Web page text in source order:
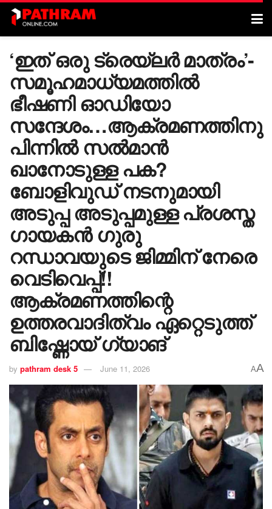
‘ഇത് ഒരു ട്രെയ്ലർ മാത്രം’-
സമൂഹമാധ്യമത്തിൽ
ഭീഷണി ഓഡിയോ
സന്ദേശം…ആക്രമണത്തിനു
പിന്നിൽ‍ സൽമാൻ
ഖാനോടുള്ള പക?
ബോളിവുഡ് നടനുമായി
അടുപ്പ അടുപ്പമുള്ള പ്രശസ്ത ​
ഗായകൻ ഗുരു
റന്ധാവയുടെ ജിമ്മിന് നേരെ
വെടിവെപ്പ്!!
ആക്രമണത്തിന്റെ
ഉത്തരവാദിത്വം ഏറ്റെടുത്ത്
ബിഷ്ണോയ് ഗ്യാങ്
by pathram desk 5 June 11, 2026 AA